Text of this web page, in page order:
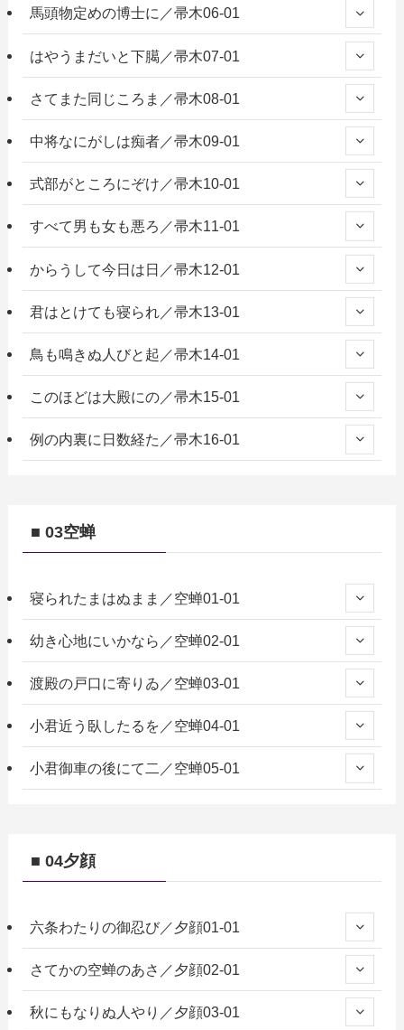
馬頭物定めの博士に／帚木06-01
はやうまだいと下臈／帚木07-01
さてまた同じころま／帚木08-01
中将なにがしは痴者／帚木09-01
式部がところにぞけ／帚木10-01
すべて男も女も悪ろ／帚木11-01
からうして今日は日／帚木12-01
君はとけても寝られ／帚木13-01
鳥も鳴きぬ人びと起／帚木14-01
このほどは大殿にの／帚木15-01
例の内裏に日数経た／帚木16-01
■ 03空蝉
寝られたまはぬまま／空蝉01-01
幼き心地にいかなら／空蝉02-01
渡殿の戸口に寄りゐ／空蝉03-01
小君近う臥したるを／空蝉04-01
小君御車の後にて二／空蝉05-01
■ 04夕顔
六条わたりの御忍び／夕顔01-01
さてかの空蝉のあさ／夕顔02-01
秋にもなりぬ人やり／夕顔03-01